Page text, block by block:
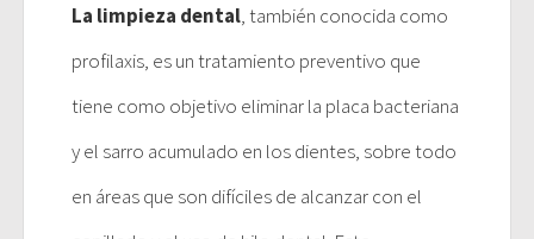
La limpieza dental, también conocida como
profilaxis, es un tratamiento preventivo que
tiene como objetivo eliminar la placa bacteriana
y el sarro acumulado en los dientes, sobre todo
en áreas que son difíciles de alcanzar con el